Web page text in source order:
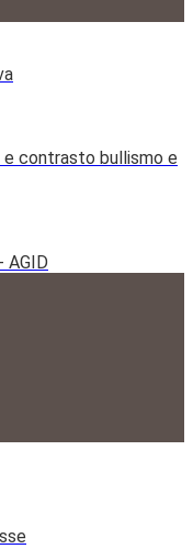
e contrasto bullismo e
AGID